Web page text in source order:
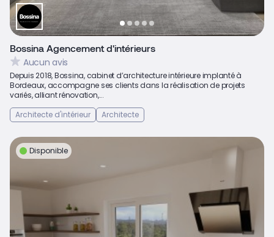
Bossina Agencement d'intérieurs
Aucun avis
Depuis 2018, Bossina, cabinet d’architecture intérieure implanté à
Bordeaux, accompagne ses clients dans la réalisation de projets
variés, alliant rénovation,...
Architecte d'intérieur
Architecte
Disponible